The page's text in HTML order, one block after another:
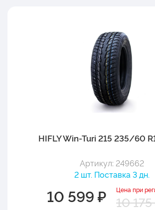
HIFLY Win-Turi 215 235/60
Артикул: 249662
2 шт. Поставка 3 дн.
10 599 ₽ Цена при
10